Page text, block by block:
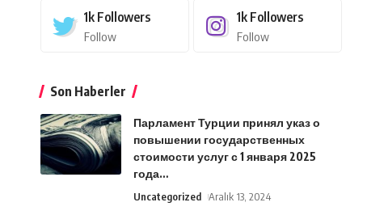
1k Followers
Follow
1k Followers
Follow
Son Haberler
Парламент Турции принял указ о
повышении государственных
стоимости услуг с 1 января 2025
года…
Uncategorized Aralık 13, 2024